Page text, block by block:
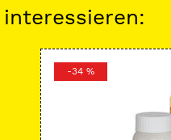
interessieren:
-34 %